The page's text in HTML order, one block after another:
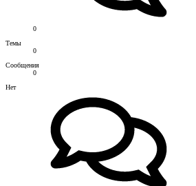
0
Темы
0
Сообщения
0
Нет